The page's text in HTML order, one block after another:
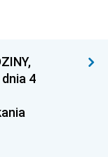
1991
1985
dnia 4